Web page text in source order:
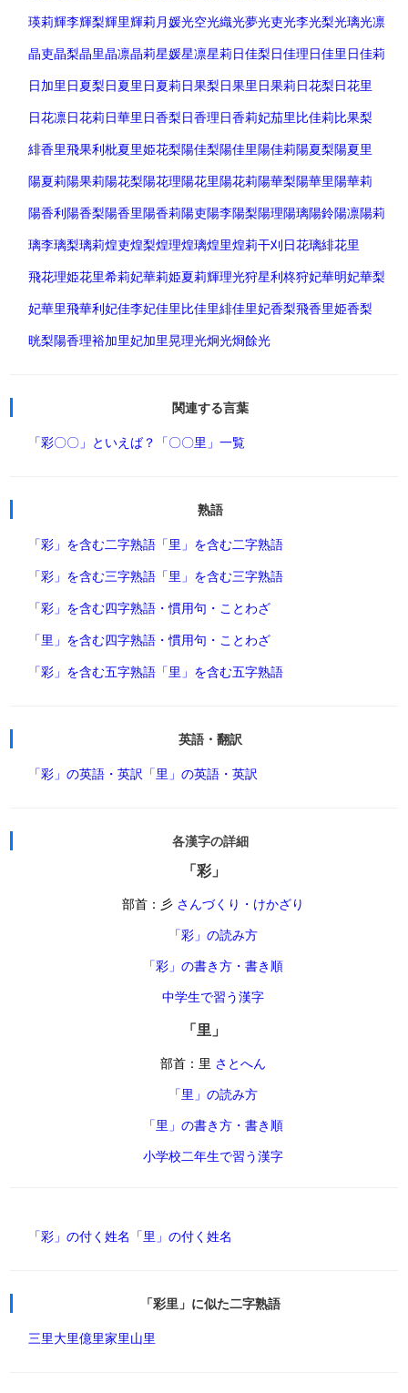
瑛莉輝李輝梨輝里輝莉月媛光空光織光夢光吏光李光梨光璃光凛
晶吏晶梨晶里晶凛晶莉星媛星凛星莉日佳梨日佳理日佳里 日佳莉
日加里 日夏梨日夏里 日夏莉日果梨日果里 日果莉日花梨日花里
日花凛日花莉日華里 日香梨日香理日香莉妃茄里比佳莉比果梨
緋香里飛果利枇夏里姫花梨陽佳梨陽佳里陽佳莉陽夏梨陽夏里
陽夏莉陽果莉陽花梨陽花理陽花里陽花莉陽華梨陽華里陽華莉
陽香利陽香梨陽香里陽香莉陽吏陽李陽梨陽理陽璃陽鈴陽凛陽莉
璃李璃梨璃莉煌吏煌梨煌理煌璃煌里煌莉干刈日花璃緋花里
飛花理姫花里希莉妃華莉姫夏莉輝理光狩星利柊狩妃華明妃華梨
妃華里飛華利妃佳李妃佳里比佳里緋佳里妃香梨飛香里姫香梨
晄梨陽香理裕加里妃加里晃理光炯光烱餘光
関連する言葉
「彩〇〇」といえば？ 「〇〇里」一覧
熟語
「彩」を含む二字熟語 「里」を含む二字熟語
「彩」を含む三字熟語 「里」を含む三字熟語
「彩」を含む四字熟語・慣用句・ことわざ
「里」を含む四字熟語・慣用句・ことわざ
「彩」を含む五字熟語 「里」を含む五字熟語
英語・翻訳
「彩」の英語・英訳 「里」の英語・英訳
各漢字の詳細
「彩」
部首：彡 さんづくり・けかざり
「彩」の読み方
「彩」の書き方・書き順
中学生で習う漢字
「里」
部首：里 さとへん
「里」の読み方
「里」の書き方・書き順
小学校二年生で習う漢字
「彩」の付く姓名 「里」の付く姓名
「彩里」に似た二字熟語
三里大里億里家里山里